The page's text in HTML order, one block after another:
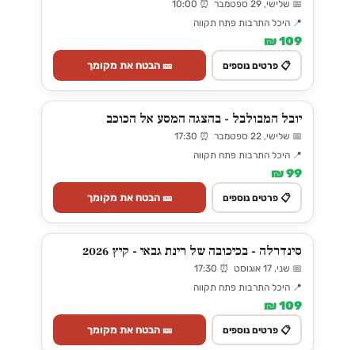
📅 שלישי, 29 ספטמבר ⏰ 10:00
📍 היכל התרבות פתח תקווה
109 ₪
📋 פרטים נוספים 🎫 הבטח את מקומך
יובל המבולבל - בהצגה המסע אל הכוכב
📅 שלישי, 22 ספטמבר ⏰ 17:30
📍 היכל התרבות פתח תקווה
99 ₪
📋 פרטים נוספים 🎫 הבטח את מקומך
סינדרלה - בכיכובה של רינת גבאי - קיץ 2026
📅 שני, 17 אוגוסט ⏰ 17:30
📍 היכל התרבות פתח תקווה
109 ₪
📋 פרטים נוספים 🎫 הבטח את מקומך